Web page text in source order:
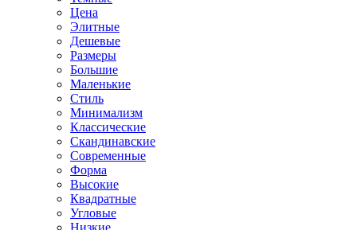
Цена
Элитные
Дешевые
Размеры
Большие
Маленькие
Стиль
Минимализм
Классические
Скандинавские
Современные
Форма
Высокие
Квадратные
Угловые
Низкие